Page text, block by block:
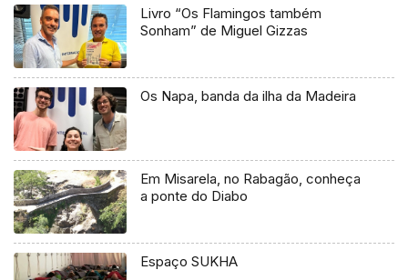
Livro “Os Flamingos também
Sonham” de Miguel Gizzas
Os Napa, banda da ilha da Madeira
Em Misarela, no Rabagão, conheça
a ponte do Diabo
Espaço SUKHA